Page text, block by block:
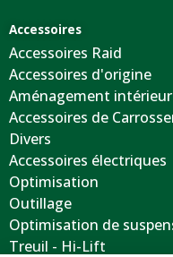
Accessoires
Accessoires Raid
Accessoires d'origine
Aménagement
Accessoires de
Divers
Accessoires électriques
Optimisation
Outillage
Optimisation de
Treuil - Hi-Lift